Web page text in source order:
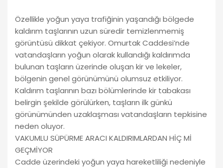
Özellikle yoğun yaya trafiğinin yaşandığı bölgede
kaldırım taşlarının uzun süredir temizlenmemiş
görüntüsü dikkat çekiyor. Omurtak Caddesi’nde
vatandaşların yoğun olarak kullandığı kaldırımda
bulunan taşların üzerinde oluşan kir ve lekeler,
bölgenin genel görünümünü olumsuz etkiliyor.
Kaldırım taşlarının bazı bölümlerinde kir tabakası
belirgin şekilde görülürken, taşların ilk günkü
görünümünden uzaklaşması vatandaşların tepkisine
neden oluyor.
VAKUMLU SÜPÜRME ARACI KALDIRIMLARDAN HİÇ Mİ
GEÇMİYOR
Cadde üzerindeki yoğun yaya hareketliliği nedeniyle